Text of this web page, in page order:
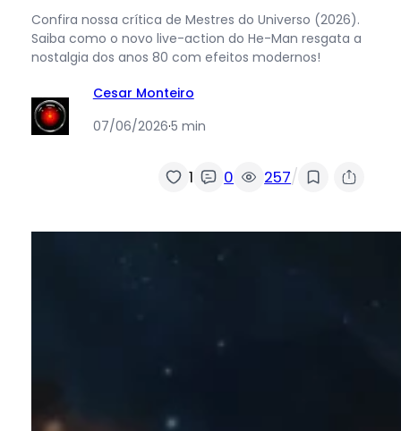
Confira nossa crítica de Mestres do Universo (2026).
Saiba como o novo live-action do He-Man resgata a
nostalgia dos anos 80 com efeitos modernos!
Cesar Monteiro
07/06/2026·5 min
1 0 257/